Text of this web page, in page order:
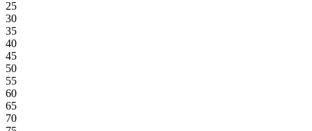
25
30
35
40
45
50
55
60
65
70